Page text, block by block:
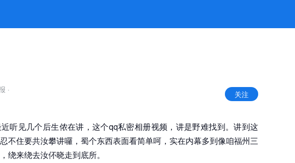
无用！ -k8凯发官网
· 关注
听见几个后生侬在讲，这个qq私密相册视频，讲是野难找到。讲到这
不住要共汝攀讲囉，蜀个东西表面看简单呵，实在内幕多到像咱福州三
绕来绕去汝伓晓走到底所。